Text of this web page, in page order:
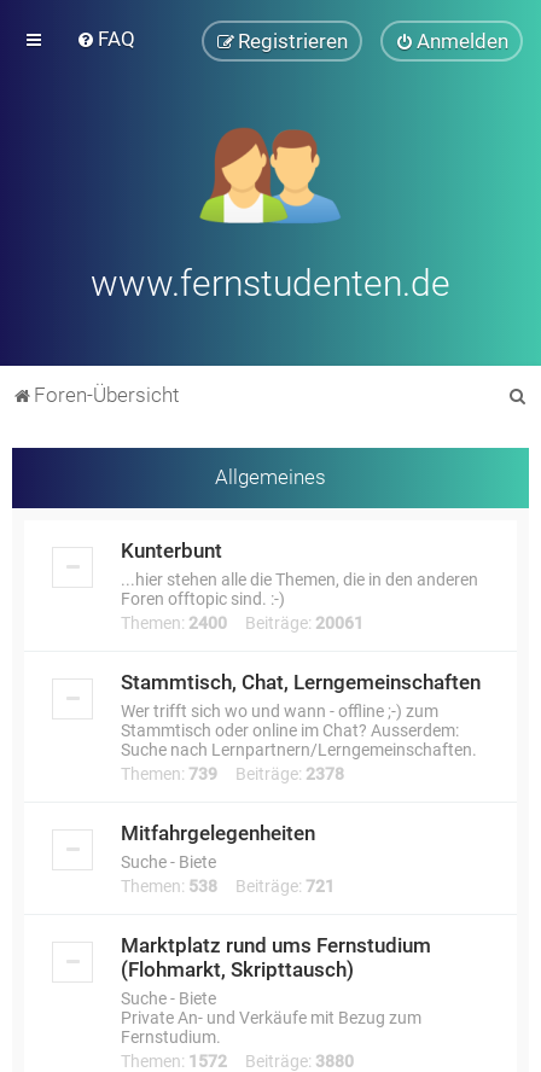
FAQ Anmelden
Registrieren
www.fernstudenten.de
Foren-Übersicht
Allgemeines
Kunterbunt
...hier stehen alle die Themen, die in den anderen
Foren offtopic sind. :-)
Themen: 2400 Beiträge: 20061
Stammtisch, Chat, Lerngemeinschaften
Wer trifft sich wo und wann - offline ;-) zum
Stammtisch oder online im Chat? Ausserdem:
Suche nach Lernpartnern/Lerngemeinschaften.
Themen: 739 Beiträge: 2378
Mitfahrgelegenheiten
Suche - Biete
Themen: 538 Beiträge: 721
Marktplatz rund ums Fernstudium
(Flohmarkt, Skripttausch)
Suche - Biete
Private An- und Verkäufe mit Bezug zum
Fernstudium.
Themen: 1572 Beiträge: 3880